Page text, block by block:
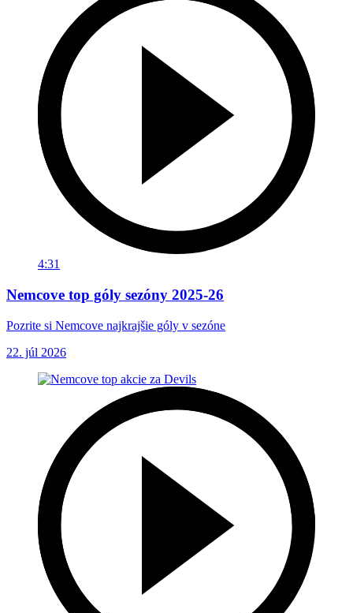
4:31
Nemcove top góly sezóny 2025-26
Pozrite si Nemcove najkrajšie góly v sezóne
22. júl 2026